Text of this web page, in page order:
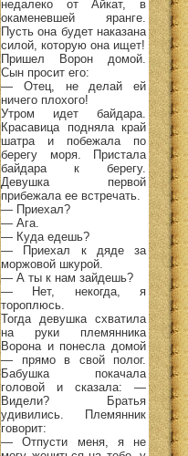
недалеко от Айкат, в
окаменевшей яранге.
Пусть она будет наказана
силой, которую она ищет!
Пришел Ворон домой.
Сын просит его:
— Отец, не делай ей
ничего плохого!
Утром идет байдара.
Красавица подняла край
шатра и побежала по
берегу моря. Пристала
байдара к берегу.
Девушка первой
прибежала ее встречать.
— Приехал?
— Ага.
— Куда едешь?
— Приехал к дяде за
моржовой шкурой.
— А ты к нам зайдешь?
— Нет, некогда, я
тороплюсь.
Тогда девушка схватила
на руки племянника
Ворона и понесла домой
— прямо в свой полог.
Бабушка покачала
головой и сказала: —
Видели? Братья
удивились. Племянник
говорит:
— Отпусти меня, я не